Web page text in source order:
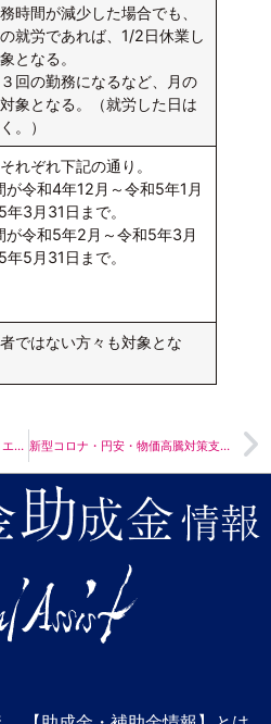
時間が減少した場合でも、
就労であれば、1/2日休業し
となる。
回の勤務になるなど、月の
象となる。（就労した日は
。）
れぞれ下記の通り。
令和4年12月～令和5年1月
3月31日まで。
令和5年2月～令和5年3月
5月31日まで。
ではない方々も対象とな
道内 事業者等事業継続緊急支援金 エネルギー価格高騰分 新型コロナ・円安・物価高騰対策支援補助金（第二次募集）